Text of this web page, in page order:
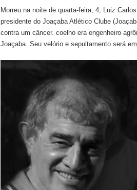
Morreu na noite de quarta-feira, 4, Luiz
presidente do Joaçaba Atlético Clube
contra um câncer. coelho era engenheiro
Joaçaba. Seu velório e sepultamento será